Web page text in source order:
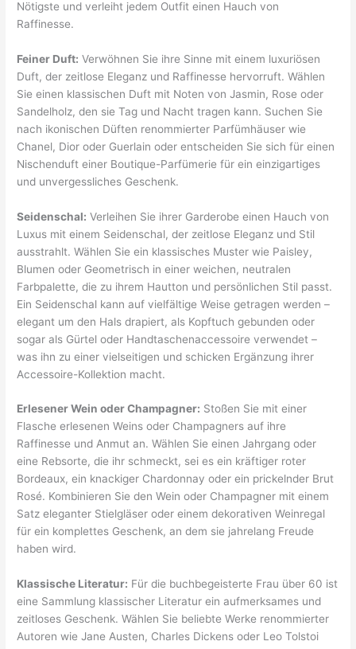
Nötigste und verleiht jedem Outfit einen Hauch von
Raffinesse.
Feiner Duft: Verwöhnen Sie ihre Sinne mit einem luxuriösen
Duft, der zeitlose Eleganz und Raffinesse hervorruft. Wählen
Sie einen klassischen Duft mit Noten von Jasmin, Rose oder
Sandelholz, den sie Tag und Nacht tragen kann. Suchen Sie
nach ikonischen Düften renommierter Parfümhäuser wie
Chanel, Dior oder Guerlain oder entscheiden Sie sich für einen
Nischenduft einer Boutique-Parfümerie für ein einzigartiges
und unvergessliches Geschenk.
Seidenschal: Verleihen Sie ihrer Garderobe einen Hauch von
Luxus mit einem Seidenschal, der zeitlose Eleganz und Stil
ausstrahlt. Wählen Sie ein klassisches Muster wie Paisley,
Blumen oder Geometrisch in einer weichen, neutralen
Farbpalette, die zu ihrem Hautton und persönlichen Stil passt.
Ein Seidenschal kann auf vielfältige Weise getragen werden –
elegant um den Hals drapiert, als Kopftuch gebunden oder
sogar als Gürtel oder Handtaschenaccessoire verwendet –
was ihn zu einer vielseitigen und schicken Ergänzung ihrer
Accessoire-Kollektion macht.
Erlesener Wein oder Champagner: Stoßen Sie mit einer
Flasche erlesenen Weins oder Champagners auf ihre
Raffinesse und Anmut an. Wählen Sie einen Jahrgang oder
eine Rebsorte, die ihr schmeckt, sei es ein kräftiger roter
Bordeaux, ein knackiger Chardonnay oder ein prickelnder Brut
Rosé. Kombinieren Sie den Wein oder Champagner mit einem
Satz eleganter Stielgläser oder einem dekorativen Weinregal
für ein komplettes Geschenk, an dem sie jahrelang Freude
haben wird.
Klassische Literatur: Für die buchbegeisterte Frau über 60 ist
eine Sammlung klassischer Literatur ein aufmerksames und
zeitloses Geschenk. Wählen Sie beliebte Werke renommierter
Autoren wie Jane Austen, Charles Dickens oder Leo Tolstoi